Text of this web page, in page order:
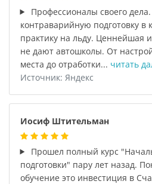
Профессионалы своего
контраварийную подготовку
практику на льду. Ценнейшая
не дают автошколы. От
места до отработки... читать
Источник: Яндекс
Иосиф Штительман
Прошел полный курс
подготовки" пару лет назад.
обучение это инвестиция в